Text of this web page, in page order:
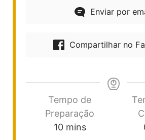
Enviar por
Compartilhar no
Tempo de
Preparação
10 mins